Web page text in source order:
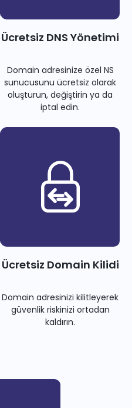
Ücretsiz DNS Yönetimi
Domain adresinize özel NS
sunucusunu ücretsiz olarak
oluşturun, değiştirin ya da
iptal edin.
Ücretsiz Domain Kilidi
Domain adresinizi kilitleyerek
güvenlik riskinizi ortadan
kaldırın.